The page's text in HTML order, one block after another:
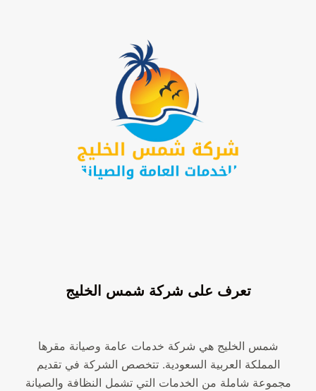
تعرف على شركة شمس الخليج
شمس الخليج هي شركة خدمات عامة وصيانة مقرها
المملكة العربية السعودية. تتخصص الشركة في تقديم
مجموعة شاملة من الخدمات التي تشمل النظافة والصيانة